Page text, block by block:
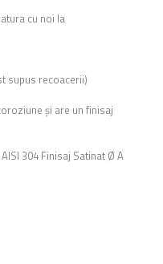
cu noi la
supus recoacerii)
și are un finisaj
304 Finisaj Satinat Ø A